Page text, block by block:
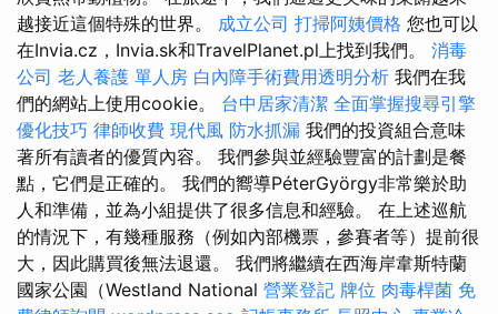
越接近這個特殊的世界。 成立公司 打掃阿姨價格 您也可以
在Invia.cz，Invia.sk和TravelPlanet.pl上找到我們。 消毒
公司 老人養護 單人房 白內障手術費用透明分析 我們在我
們的網站上使用cookie。 台中居家清潔 全面掌握搜尋引擎
優化技巧 律師收費 現代風 防水抓漏 我們的投資組合意味
著所有讀者的優質內容。 我們參與並經驗豐富的計劃是餐
點，它們是正確的。 我們的嚮導PéterGyörgy非常樂於助
人和準備，並為小組提供了很多信息和經驗。 在上述巡航
的情況下，有幾種服務（例如內部機票，參賽者等）提前很
大，因此購買後無法退還。 我們將繼續在西海岸韋斯特蘭
國家公園（Westland National 營業登記 牌位 肉毒桿菌 免